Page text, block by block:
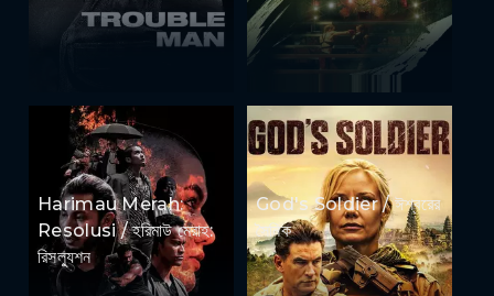
Harimau Merah:
Resolusi / হরিমাউ মেরাহ:
রিসল্যুশন
God's Soldier / ঈশ্বরের
সৈনিক